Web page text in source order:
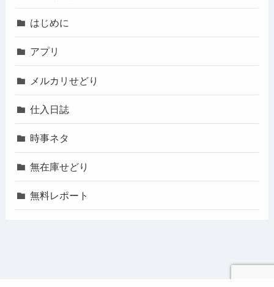
はじめに
アプリ
メルカリせどり
仕入日誌
時事ネタ
無在庫せどり
無料レポート